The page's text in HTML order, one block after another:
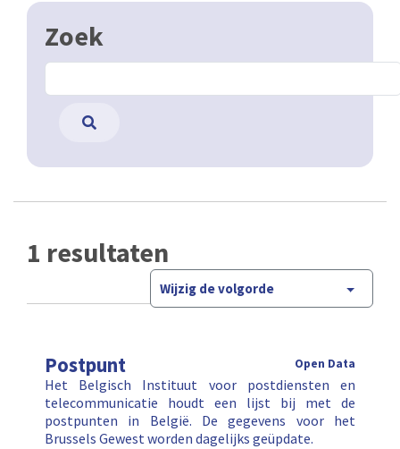
Zoek
1 resultaten
Wijzig de volgorde
Postpunt Open Data
Het Belgisch Instituut voor postdiensten en
telecommunicatie houdt een lijst bij met de
postpunten in België. De gegevens voor het
Brussels Gewest worden dagelijks geüpdate.